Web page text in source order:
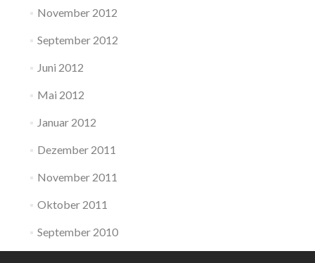
November 2012
September 2012
Juni 2012
Mai 2012
Januar 2012
Dezember 2011
November 2011
Oktober 2011
September 2010